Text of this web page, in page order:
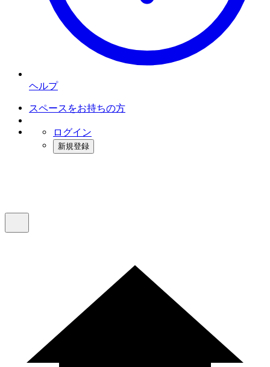
ヘルプ
スペースをお持ちの方
ログイン
新規登録